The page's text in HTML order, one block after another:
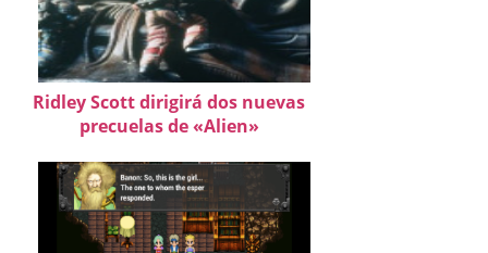
Ridley Scott dirigirá dos nuevas
precuelas de «Alien»